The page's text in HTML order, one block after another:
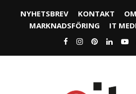
NYHETSBREV KONTAKT
MARKNADSFÖRING
IT